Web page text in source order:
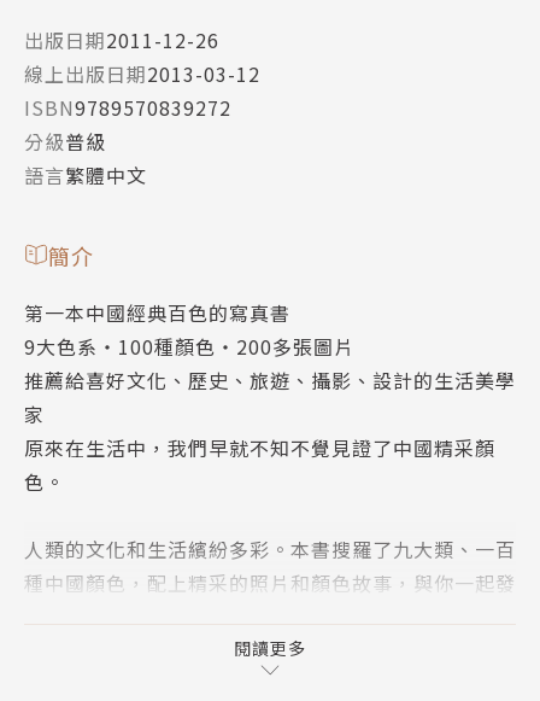
出版日期2011-12-26
線上出版日期2013-03-12
ISBN9789570839272
分級普級
語言繁體中文
簡介
第一本中國經典百色的寫真書
9大色系‧100種顏色‧200多張圖片
推薦給喜好文化、歷史、旅遊、攝影、設計的生活美學
家
原來在生活中，我們早就不知不覺見證了中國精采顏
色。
人類的文化和生活繽紛多彩。本書搜羅了九大類、一百
種中國顏色，配上精采的照片和顏色故事，與你一起發
「紅」，貫穿整部華夏歷史的深厚底色，象徵吉祥、喜
閱讀更多